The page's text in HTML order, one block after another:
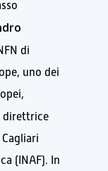
di
uno dei
direttrice
(INAF). In